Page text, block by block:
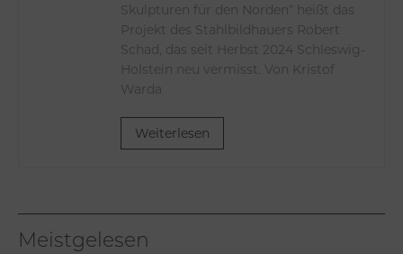
Skulpturen für den Norden“ heißt das
Projekt des Stahlbildhauers Robert
Schad, das seit Herbst 2024 Schleswig-
Holstein neu vermisst. Von Kristof
Warda
Weiterlesen
Meistgelesen